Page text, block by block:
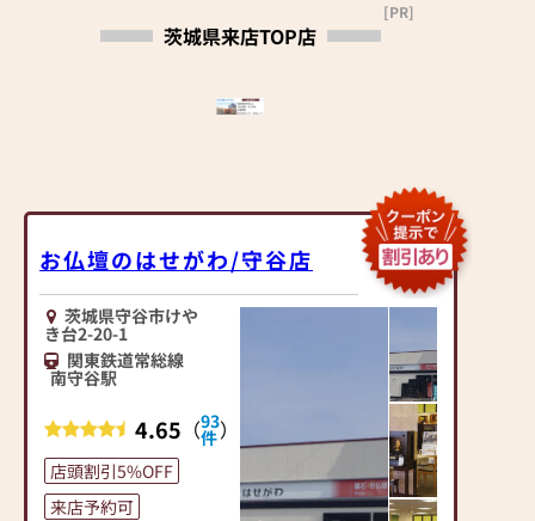
茨城県来店TOP店
[PR]
お仏壇のはせがわ/守谷店
茨城県守谷市けや
き台2-20-1
関東鉄道常総線
南守谷駅
4.65 （93
件）
店頭割引5%OFF
来店予約可